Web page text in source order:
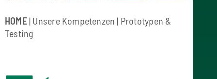
HOME| Unsere Kompetenzen| Prototypen &
Testing